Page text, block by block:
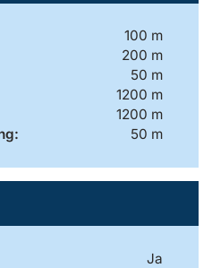
100 m
200 m
50 m
1200 m
1200 m
50 m
Ja